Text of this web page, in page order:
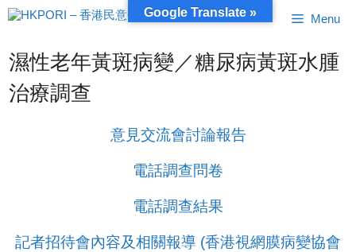
跳
至
容
Menu
濕性老年黃斑病變／糖尿病黃斑水腫
治療調查
意見交流會討論報告
電話調查問卷
電話調查結果
記者招待會內容及相關報導 (香港視網膜病變協會
Google Translate »